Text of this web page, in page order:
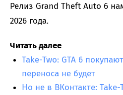
Релиз Grand Theft Auto 6
2026 года.
Читать далее
Take-Two: GTA 6
переноса не будет
Но не в ВКонтакте: